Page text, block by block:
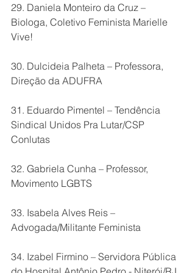
29. Daniela Monteiro da Cruz –
Biologa, Coletivo Feminista Marielle
Vive!
30. Dulcideia Palheta – Professora,
Direção da ADUFRA
31. Eduardo Pimentel – Tendência
Sindical Unidos Pra Lutar/CSP
Conlutas
32. Gabriela Cunha – Professor,
Movimento LGBTS
33. Isabela Alves Reis –
Advogada/Militante Feminista
34. Izabel Firmino – Servidora Pública